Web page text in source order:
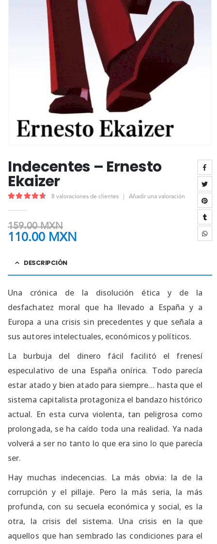
Indecentes – Ernesto
Ekaizer
8 valoraciones de clientes Añadir una valoración
159.00MXN
110.00 MXN
DESCRIPCIÓN
Una crónica de la disolución ética y de la
desfachatez moral que ha llevado a España y a
Europa a una crisis sin precedentes y que señala a
sus autores intelectuales, económicos y políticos.
La burbuja del dinero fácil facilitó el frenesí
especulativo de una España onírica. Todo parecía
estar atado y bien atado para siempre… hasta que el
sistema capitalista protagoniza el bandazo histórico
actual. En esta curva violenta, tan peligrosa como
prolongada, se ha caído toda una realidad. Ya nada
volverá a ser no tanto lo que era sino lo que parecía
ser.
Hay muchas indecencias. La más obvia: la de la
corrupción y el pillaje. Pero la más seria, la más
profunda, con su secuela económica y social, es la
otra, la crisis del sistema. Una crisis en la que
aquellos que han sembrado las condiciones para el